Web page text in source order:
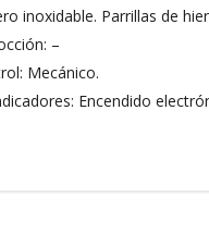
inoxidable. Parrillas de
–
Mecánico.
Encendido